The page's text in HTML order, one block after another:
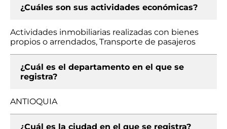
¿Cuáles son sus actividades económicas?
Actividades inmobiliarias realizadas con bienes
propios o arrendados, Transporte de pasajeros
¿Cuál es el departamento en el que se
registra?
ANTIOQUIA
¿Cuál es la ciudad en el que se registra?